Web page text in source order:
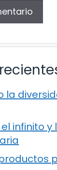
la
infinito y